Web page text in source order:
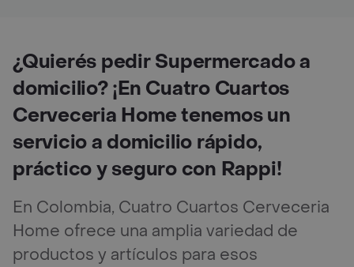
¿Quierés pedir Supermercado a
domicilio? ¡En Cuatro Cuartos
Cerveceria Home tenemos un
servicio a domicilio rápido,
práctico y seguro con Rappi!
En Colombia, Cuatro Cuartos Cerveceria
Home ofrece una amplia variedad de
productos y artículos para esos